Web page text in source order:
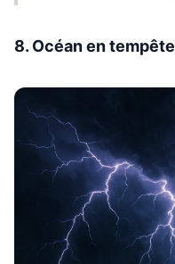
8. Océan en tempête